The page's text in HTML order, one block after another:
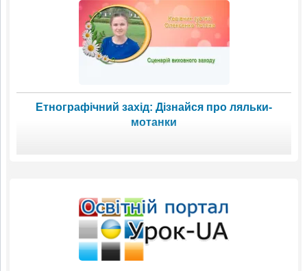
Етнографічний захід: Дізнайся про ляльки-
мотанки